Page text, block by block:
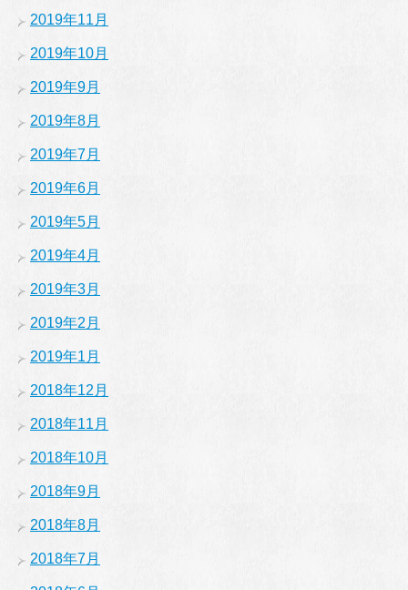
2019年11月
2019年10月
2019年9月
2019年8月
2019年7月
2019年6月
2019年5月
2019年4月
2019年3月
2019年2月
2019年1月
2018年12月
2018年11月
2018年10月
2018年9月
2018年8月
2018年7月